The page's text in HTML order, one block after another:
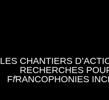
LES CHANTIERS
RECHERCHES
FfRANCOPHONIES